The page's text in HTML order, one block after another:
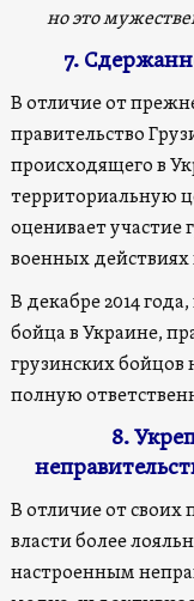
но это
7.
В отличие от
правительство
происходящего в
территориальную
оценивает участие
военных
В декабре 2014
бойца в Украине,
грузинских
полную
8.
В отличие от
власти более
настроенным